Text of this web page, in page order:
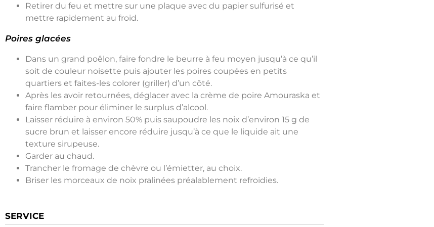
Retirer du feu et mettre sur une plaque avec du papier sulfurisé et
mettre rapidement au froid.
Poires glacées
Dans un grand poêlon, faire fondre le beurre à feu moyen jusqu’à ce qu’il
soit de couleur noisette puis ajouter les poires coupées en petits
quartiers et faites-les colorer (griller) d’un côté.
Après les avoir retournées, déglacer avec la crème de poire Amouraska et
faire flamber pour éliminer le surplus d’alcool.
Laisser réduire à environ 50% puis saupoudre les noix d’environ 15 g de
sucre brun et laisser encore réduire jusqu’à ce que le liquide ait une
texture sirupeuse.
Garder au chaud.
Trancher le fromage de chèvre ou l’émietter, au choix.
Briser les morceaux de noix pralinées préalablement refroidies.
SERVICE